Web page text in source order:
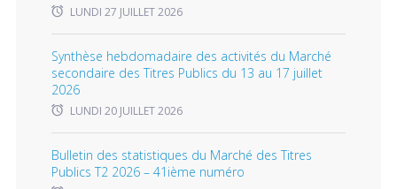
LUNDI 27 JUILLET 2026
Synthèse hebdomadaire des activités du Marché
secondaire des Titres Publics du 13 au 17 juillet
2026
LUNDI 20 JUILLET 2026
Bulletin des statistiques du Marché des Titres
Publics T2 2026 – 41ième numéro